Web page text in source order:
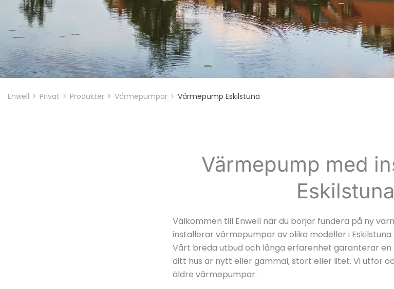
Enwell > Privat > Produkter > Värmepumpar > Värmepump Eskilstuna
Värmepump med
Eskilstuna
Välkommen till Enwell när du börjar fundera på ny
installerar värmepumpar av olika modeller i
Vårt breda utbud och långa erfarenhet garanterar
ditt hus är nytt eller gammal, stort eller litet. Vi utför
äldre värmepumpar.